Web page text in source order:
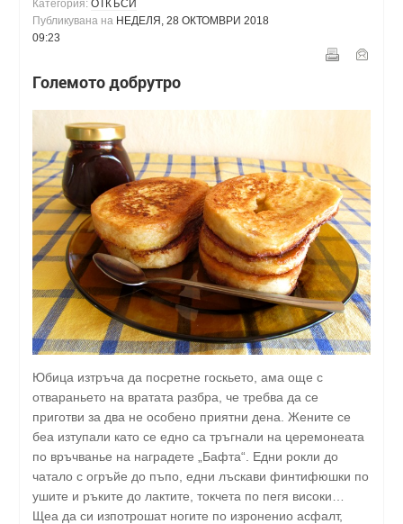
Категория: ОТКЪСИ
Публикувана на НЕДЕЛЯ, 28 ОКТОМВРИ 2018
09:23
Големото добрутро
Юбица изтръча да посретне госкьето, ама още с
отвараньето на вратата разбра, че требва да се
приготви за два не особено приятни дена. Жените се
беа изтупали като се едно са тръгнали на церемонеата
по връчванье на наградете „Бафта“. Едни рокли до
чатало с огръйе до пъпо, едни лъскави финтифюшки по
ушите и ръките до лактите, токчета по пегя високи…
Щеа да си изпотрошат ногите по изроненио асфалт,